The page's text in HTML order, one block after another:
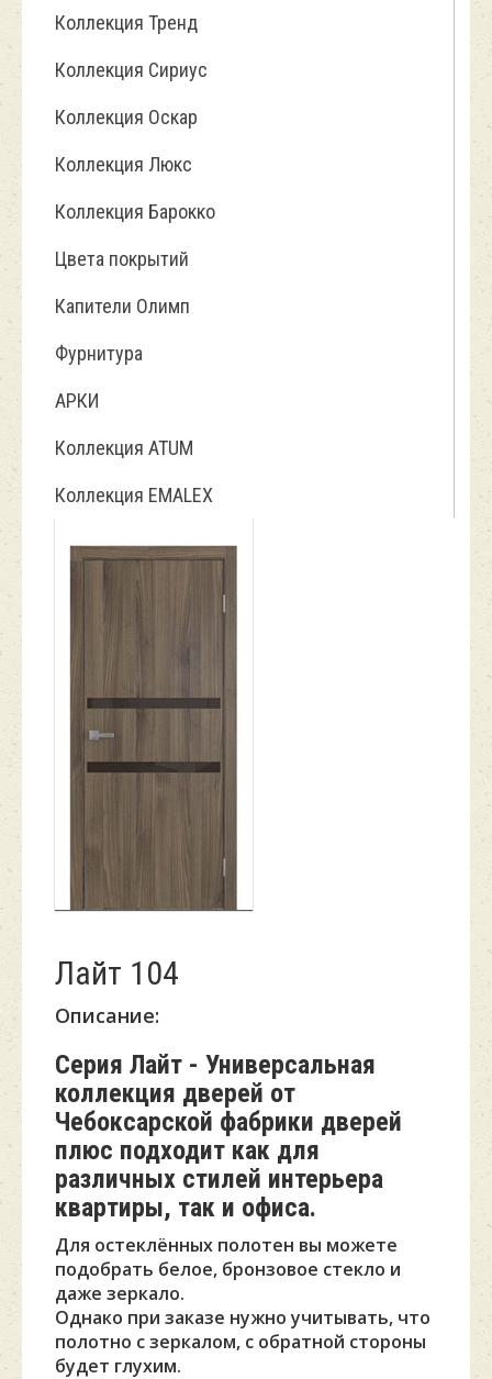
Коллекция Тренд
Коллекция Сириус
Коллекция Оскар
Коллекция Люкс
Коллекция Барокко
Цвета покрытий
Капители Олимп
Фурнитура
АРКИ
Коллекция ATUM
Коллекция EMALEX
Лайт 104
Описание:
Серия Лайт - Универсальная
коллекция дверей от
Чебоксарской фабрики дверей
плюс подходит как для
различных стилей интерьера
квартиры, так и офиса.
Для остеклённых полотен вы можете
подобрать белое, бронзовое стекло и
даже зеркало.
Однако при заказе нужно учитывать, что
полотно с зеркалом, с обратной стороны
будет глухим.